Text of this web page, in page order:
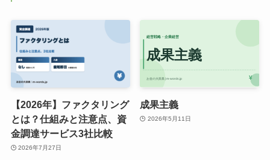
【2026年】ファクタリング
とは？仕組みと注意点、資
金調達サービス3社比較
2026年7月27日
成果主義
2026年5月11日